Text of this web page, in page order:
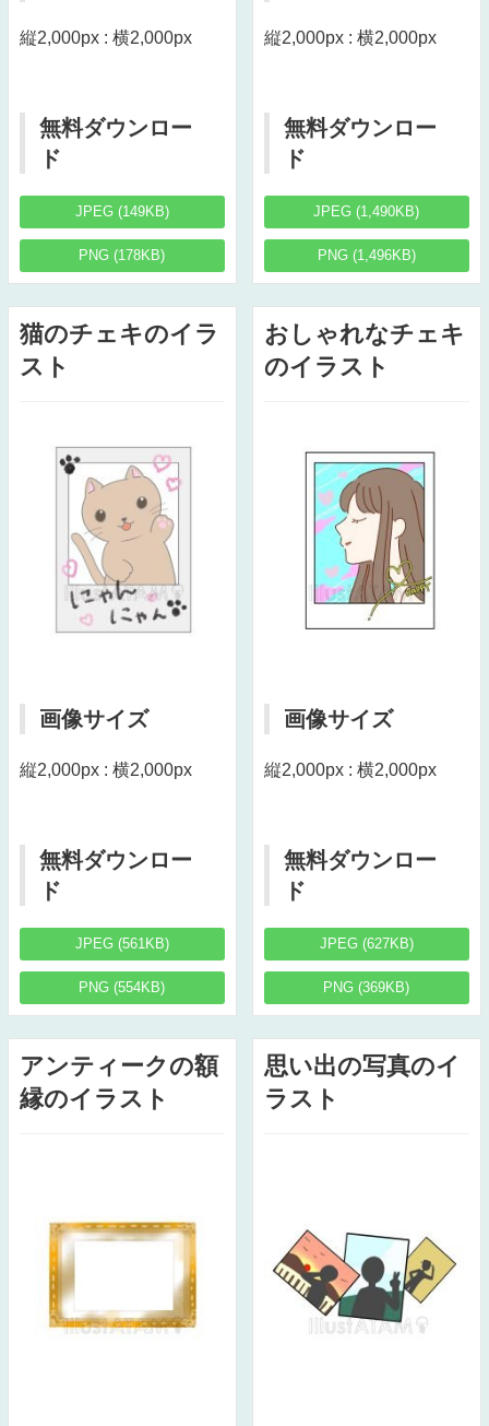
縦2,000px : 横2,000px
無料ダウンロー
ド
JPEG (149KB)
PNG (178KB)
縦2,000px : 横2,000px
無料ダウンロー
ド
JPEG (1,490KB)
PNG (1,496KB)
猫のチェキのイラ
スト
画像サイズ
縦2,000px : 横2,000px
無料ダウンロー
ド
JPEG (561KB)
PNG (554KB)
おしゃれなチェキ
のイラスト
画像サイズ
縦2,000px : 横2,000px
無料ダウンロー
ド
JPEG (627KB)
PNG (369KB)
アンティークの額
縁のイラスト
思い出の写真のイ
ラスト